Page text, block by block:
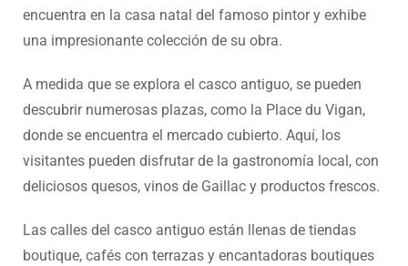
encuentra en la casa natal del famoso pintor y exhibe
una impresionante colección de su obra.
A medida que se explora el casco antiguo, se pueden
descubrir numerosas plazas, como la Place du Vigan,
donde se encuentra el mercado cubierto. Aquí, los
visitantes pueden disfrutar de la gastronomía local, con
deliciosos quesos, vinos de Gaillac y productos frescos.
Las calles del casco antiguo están llenas de tiendas
boutique, cafés con terrazas y encantadoras boutiques